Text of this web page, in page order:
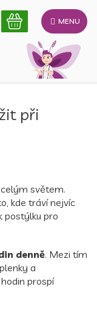
při
světem.
kde tráví nejvíc
postýlku pro
denně. Mezi tím
a
prospí